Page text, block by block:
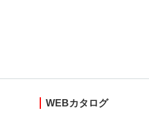
WEBカタログ